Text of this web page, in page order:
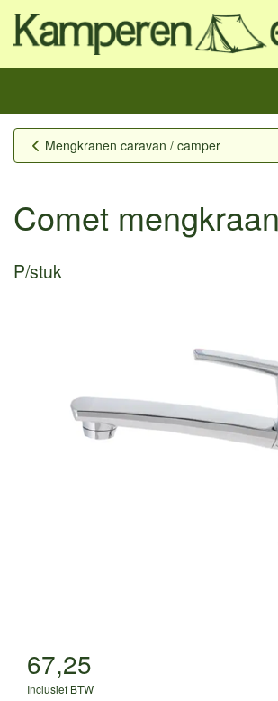
Mengkranen caravan / camper
Comet
P/stuk
67,25
Inclusief BTW